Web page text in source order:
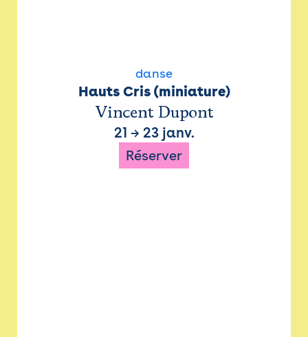
danse
Hauts Cris (miniature)
Vincent Dupont
21 → 23 janv.
Réserver